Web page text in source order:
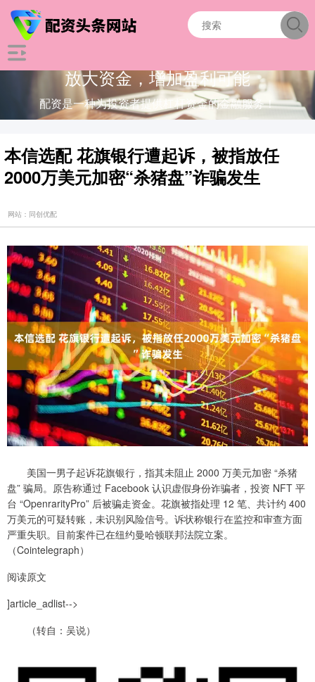
放大资金，增加盈利可能
配资是一种为投资者提供杠杆资金的金融服务！
本信选配 花旗银行遭起诉，被指放任
2000万美元加密“杀猪盘”诈骗发生
网站：同创优配
美国一男子起诉花旗银行，指其未阻止 2000 万美元加密 “杀猪
盘” 骗局。原告称通过 Facebook 认识虚假身份诈骗者，投资 NFT 平
台 “OpenrarityPro” 后被骗走资金。花旗被指处理 12 笔、共计约 400
万美元的可疑转账，未识别风险信号。诉状称银行在监控和审查方面
严重失职。目前案件已在纽约曼哈顿联邦法院立案。
（Cointelegraph）
阅读原文
]article_adlist-->
（转自：吴说）